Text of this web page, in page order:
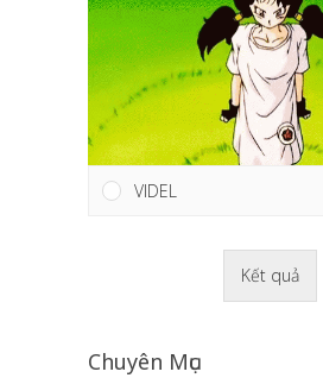
VIDEL
Kết quả
Chuyên Mục